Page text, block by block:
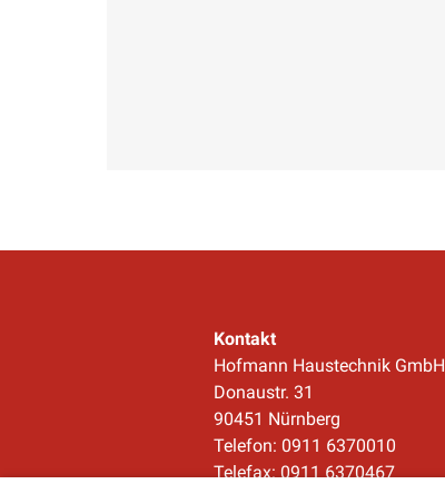
Kontakt
Hofmann Haustechnik GmbH
Donaustr. 31
90451 Nürnberg
Telefon: 0911 6370010
Telefax: 0911 6370467